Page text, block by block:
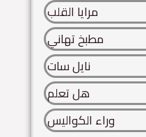
مرايا القلب
مطبخ تهاني
نايل سات
هل تعلم
وراء الكواليس